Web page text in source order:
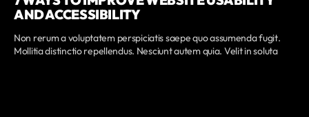
AND ACCESSIBILITY
Non rerum a voluptatem perspiciatis saepe quo assumenda fugit.
Mollitia distinctio repellendus. Nesciunt autem quia. Velit in soluta